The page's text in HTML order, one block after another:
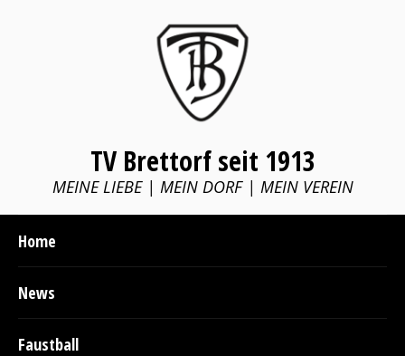
TV Brettorf seit 1913
MEINE LIEBE | MEIN DORF | MEIN VEREIN
Home
News
Faustball